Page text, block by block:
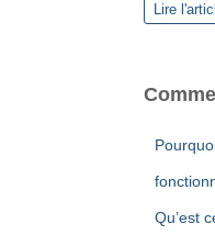
Lire
Qu’est